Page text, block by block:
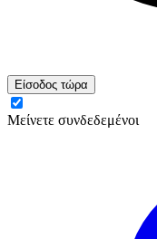
Είσοδος τώρα
Μείνετε συνδεδεμένοι